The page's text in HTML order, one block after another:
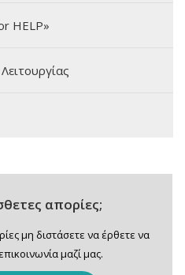
HELP»
απορίες;
μη διστάσετε να έρθετε να
μαζί μας.